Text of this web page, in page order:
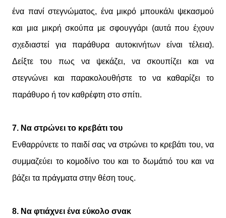
ένα πανί στεγνώματος, ένα μικρό μπουκάλι ψεκασμού
και μια μικρή σκούπα με σφουγγάρι (αυτά που έχουν
σχεδιαστεί για παράθυρα αυτοκινήτων είναι τέλεια).
Δείξτε του πως να ψεκάζει, να σκουπίζει και να
στεγνώνει και παρακολουθήστε το να καθαρίζει το
παράθυρο ή τον καθρέφτη στο σπίτι.
7. Να στρώνει το κρεβάτι του
Ενθαρρύνετε το παιδί σας να στρώνει το κρεβάτι του, να
συμμαζεύει το κομοδίνο του και το δωμάτιό του και να
βάζει τα πράγματα στην θέση τους.
8. Να φτιάχνει ένα εύκολο σνακ